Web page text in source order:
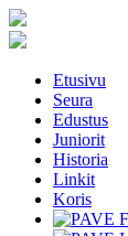
Etusivu
Seura
Edustus
Juniorit
Historia
Linkit
Koris